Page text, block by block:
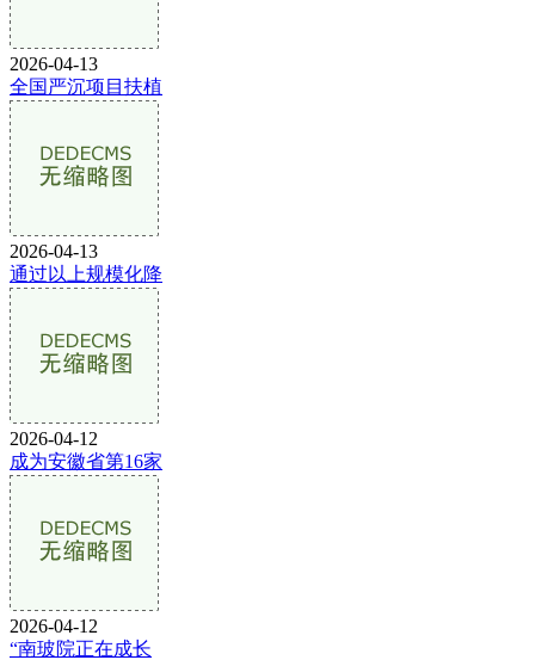
2026-04-13
全国严沉项目扶植
2026-04-13
通过以上规模化降
2026-04-12
成为安徽省第16家
2026-04-12
“南玻院正在成长